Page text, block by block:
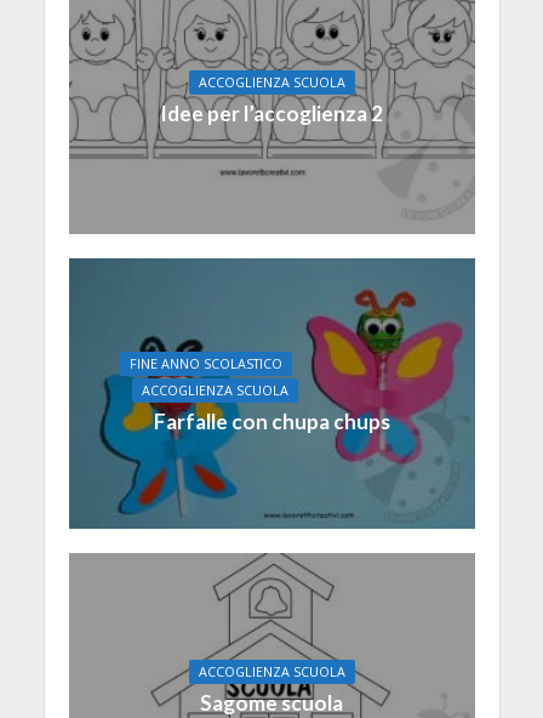
ACCOGLIENZA SCUOLA
Idee per l’accoglienza 2
FINE ANNO SCOLASTICO
ACCOGLIENZA SCUOLA
Farfalle con chupa chups
ACCOGLIENZA SCUOLA
Sagome scuola